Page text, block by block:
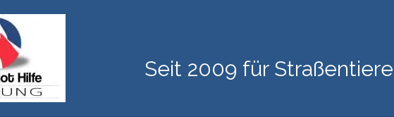
Seit 2009 für